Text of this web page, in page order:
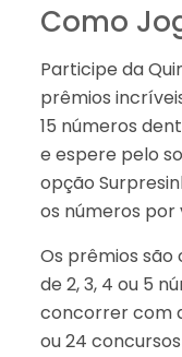
Como
Participe da
prêmios
15 números
e espere pelo
opção
os números por
Os prêmios
de 2, 3, 4 ou 5
concorrer com
ou 24